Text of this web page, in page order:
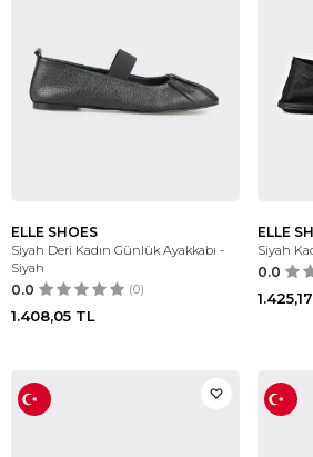
ELLE SHOES
Siyah Deri Kadın Günlük Ayakkabı -
Siyah
0.0 (0)
1.408,05 TL
ELLE
Siyah
0.0
1.425,17